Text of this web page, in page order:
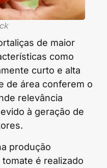
de maior
como
curto e alta
de área conferem o
relevância
à geração de
produção
é realizado